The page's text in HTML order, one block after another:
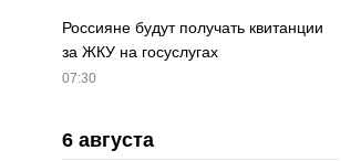
Россияне будут получать квитанции
за ЖКУ на госуслугах
07:30
6 августа